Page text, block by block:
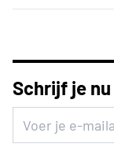
Schrijf je